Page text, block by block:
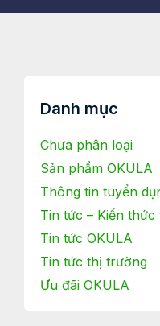
Danh mục
Chưa phân loại
Sản phẩm OKULA
Thông tin tuyển
Tin tức – Kiến
Tin tức OKULA
Tin tức thị trường
Ưu đãi OKULA